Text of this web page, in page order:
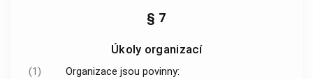
§ 7
Úkoly organizací
(1)
Organizace jsou povinny: